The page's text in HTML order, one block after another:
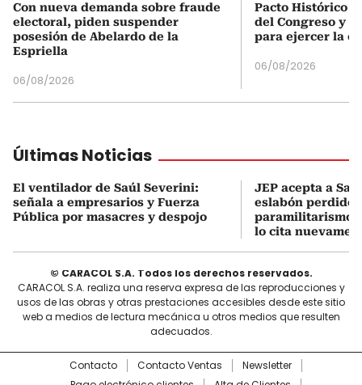
Con nueva demanda sobre fraude
electoral, piden suspender
posesión de Abelardo de la
Espriella
06/08/2026
Pacto Histórico
del Congreso y
para ejercer la
06/08/2026
Últimas Noticias
El ventilador de Saúl Severini:
señala a empresarios y Fuerza
Pública por masacres y despojo
JEP acepta a
eslabón perdido
paramilitarismo
lo cita
© CARACOL S.A. Todos los derechos reservados.
CARACOL S.A. realiza una reserva expresa de las reproducciones y
usos de las obras y otras prestaciones accesibles desde este sitio
web a medios de lectura mecánica u otros medios que resulten
adecuados.
Contacto Contacto Ventas
Newsletter